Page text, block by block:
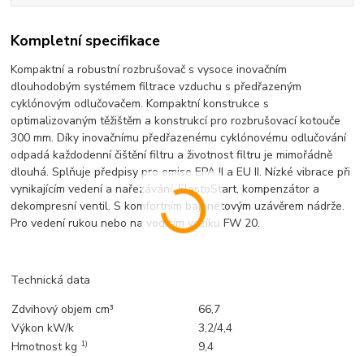
Kompletní specifikace
Kompaktní a robustní rozbrušovač s vysoce inovačním
dlouhodobým systémem filtrace vzduchu s předřazeným
cyklónovým odlučovačem. Kompaktní konstrukce s
optimalizovaným těžištěm a konstrukcí pro rozbrušovací kotouče
300 mm. Díky inovačnímu předřazenému cyklónovému odlučování
odpadá každodenní čištění filtru a životnost filtru je mimořádně
dlouhá. Splňuje předpisy pro emise EPA II a EU II. Nízké vibrace při
vynikajícím vedení a nařezávání. ElastoStart, kompenzátor a
dekompresní ventil. S komfortním bajonetovým uzávěrem nádrže.
Pro vedení rukou nebo na vodicím vozíku FW 20.
Technická data
Zdvihový objem cm³
66,7
Výkon kW/k
3,2/4,4
Hmotnost kg 1)
9,4